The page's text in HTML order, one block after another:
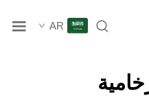
AR